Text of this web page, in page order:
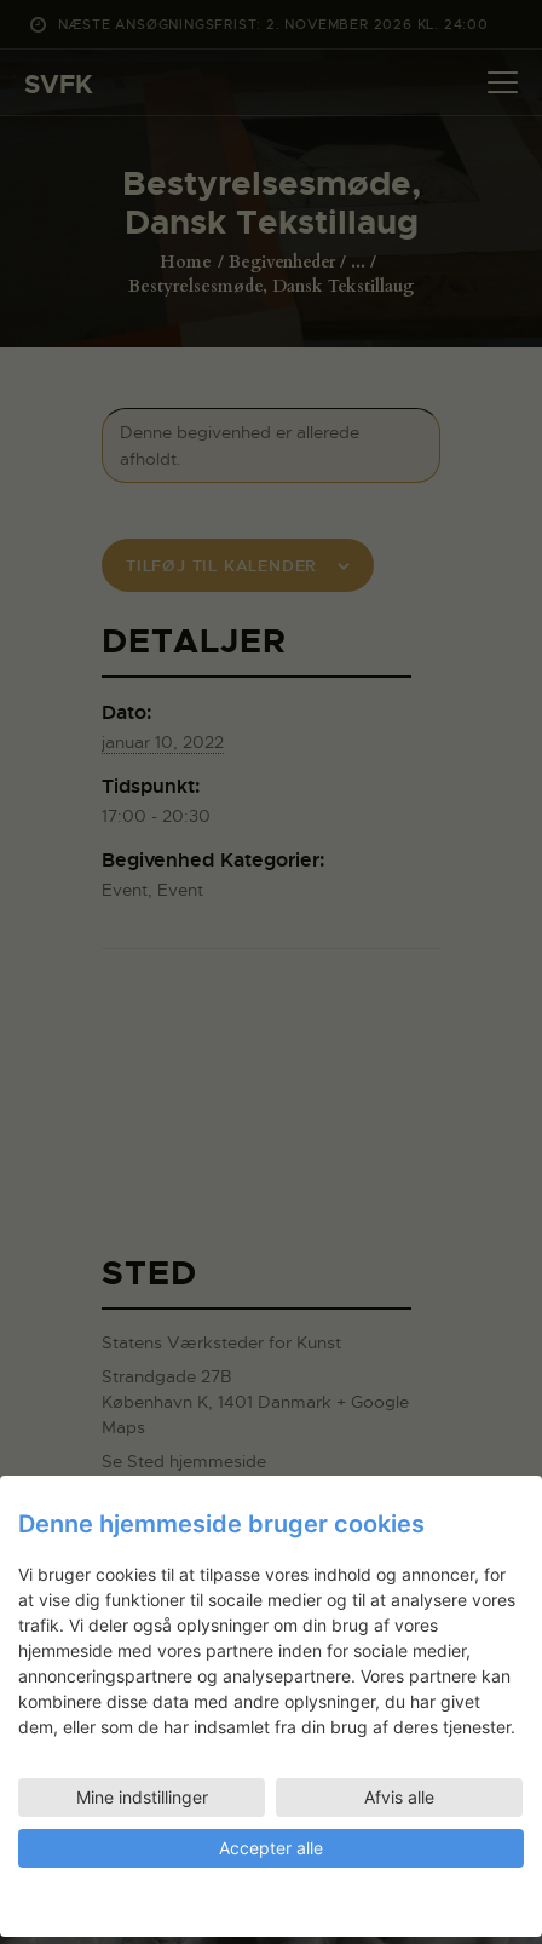
NÆSTE ANSØGNINGSFRIST: 2. NOVEMBER 2026 KL. 24:00
SVFK
Bestyrelsesmøde,
Dansk Tekstillaug
Home Begivenheder
...
Bestyrelsesmøde, Dansk Tekstillaug
DET SKER
PROJEKTER
ANSØG
Denne begivenhed er allerede
afholdt.
TILFØJ TIL KALENDER
DETALJER
Dato:
januar 10, 2022
Tidspunkt:
17:00 - 20:30
Begivenhed Kategorier:
Event, Event
STED
Statens Værksteder for Kunst
Strandgade 27B
København K, 1401 Danmark + Google
Maps
Se Sted hjemmeside
DANSK TEKSTILLAUGS
REDAKTIONSMØDE
4-DAGES KURSUS I SERIGRAFI /
SILKETRYK
Denne hjemmeside bruger cookies
Vi bruger cookies til at tilpasse vores indhold og annoncer, for
at vise dig funktioner til socaile medier og til at analysere vores
trafik. Vi deler også oplysninger om din brug af vores
hjemmeside med vores partnere inden for sociale medier,
annonceringspartnere og analysepartnere. Vores partnere kan
kombinere disse data med andre oplysninger, du har givet
dem, eller som de har indsamlet fra din brug af deres tjenester.
Mine indstillinger Afvis alle
Accepter alle